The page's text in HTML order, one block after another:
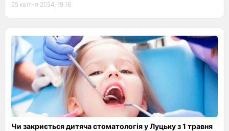
25 квітня 2024, 19:16
Чи закриється дитяча стоматологія у Луцьку з 1 травня